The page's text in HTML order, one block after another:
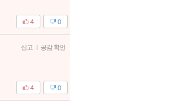
0
4
신고 | 공감 확인
0
4